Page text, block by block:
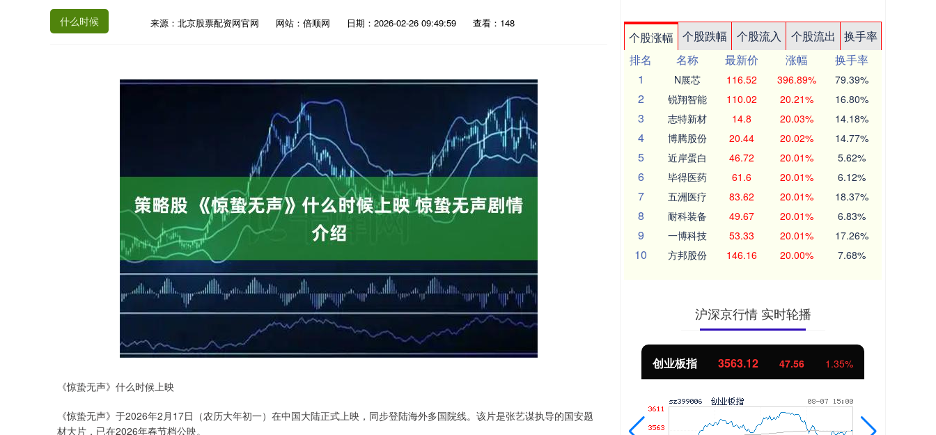
什么时候 来源：北京股票配资网官网 网站：倍顺网 日期：2026-02-26 09:49:59 查看：148
《惊蛰无声》什么时候上映
《惊蛰无声》于2026年2月17日（农历大年初一）在中国大陆正式上映，同步登陆海外多国院线。该片是张艺谋执导的国安题
材大片，已在2026年春节档公映。
个股涨幅 个股跌幅 个股流入 个股流出
换手率
排名
名称 最新价 涨幅
换手率
1
N展芯 116.52 396.89% 79.39%
2 锐翔智能 110.02 20.21% 16.80%
3 志特新材 14.8 20.03% 14.18%
4 博腾股份 20.44 20.02% 14.77%
5 近岸蛋白 46.72 20.01% 5.62%
6 毕得医药 61.6 20.01% 6.12%
7 五洲医疗 83.62 20.01% 18.37%
8 耐科装备 49.67 20.01% 6.83%
9 一博科技 53.33 20.01% 17.26%
10 方邦股份 146.16 20.00% 7.68%
沪深京行情 实时轮播
沪深300 4694.44 北证50 1134.24 创业板指 3563.12 47.56 1.35%